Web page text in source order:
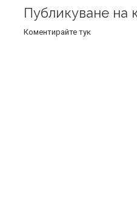
Публикуване на
Коментирайте тук